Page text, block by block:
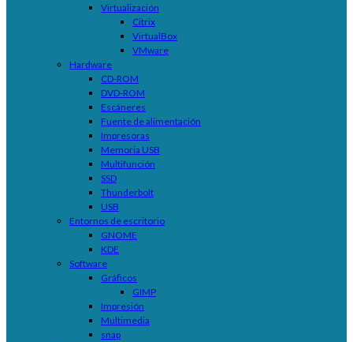
Virtualización
Citrix
VirtualBox
VMware
Hardware
CD-ROM
DVD-ROM
Escáneres
Fuente de alimentación
Impresoras
Memoria USB
Multifunción
SSD
Thunderbolt
USB
Entornos de escritorio
GNOME
KDE
Software
Gráficos
GIMP
Impresión
Multimedia
snap